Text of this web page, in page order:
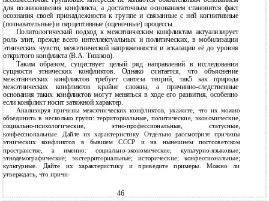
для возникновения конфликта, а достаточным основанием становится факт
осознания своей принадлежности к группе и связанные с ней когнитивные
(познавательные) и перцептивные (оценочные) процессы.
Политологический подход к межэтническим конфликтам актуализирует
роль элит, прежде всего интеллектуальных и политических, в мобилизации
этнических чувств, межэтнической напряженности и эскалации её до уровня
открытого конфликта (В.А. Тишков).
Таким образом, существует целый ряд направлений в исследовании
сущности этнических конфликтов. Однако считается, что объяснение
межэтнических конфликтов требует синтеза теорий, так5 как природа
межэтнических конфликтов крайне сложна, а причинно-следственные
основания таких конфликтов могут меняться в ходе его развития, особенно
если конфликт носит затяжной характер.
Анализируя причины межэтнических конфликтов, укажите, что их можно
объединить в несколько групп: территориальные, политические, экономические,
социально-психологические, этно-профессиональные, статусные,
конфессиональные. Дайте их характеристику. Отдельно рассмотрите причины
этнических конфликтов в бывшем СССР и на нынешнем постсоветском
пространстве, а именно: социально-экономические; культурно-языковые;
этнодемографические; экстерриториальные; исторические; конфессиональные;
культурные. Дайте их характеристику и приведите примеры. Можно ли
утверждать, что причи-
46